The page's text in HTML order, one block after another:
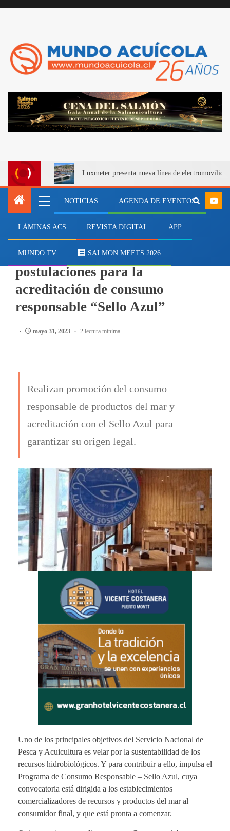
Luxmeter presenta nueva línea de
NOTICIAS AGENDA DE EVENTOS
LÁMINAS ACS REVISTA DIGITAL APP
MUNDO TV SALMON MEETS 2026
Sernapesca anuncia apertura de
postulaciones para la
acreditación de consumo
responsable “Sello Azul”
mayo 31, 2023 2 lectura mínima
Realizan promoción del consumo
responsable de productos del mar y
acreditación con el Sello Azul para
garantizar su origen legal.
Uno de los principales objetivos del Servicio Nacional de
Pesca y Acuicultura es velar por la sustentabilidad de los
recursos hidrobiológicos. Y para contribuir a ello, impulsa el
Programa de Consumo Responsable – Sello Azul, cuya
convocatoria está dirigida a los establecimientos
comercializadores de recursos y productos del mar al
consumidor final, y que está pronta a comenzar.